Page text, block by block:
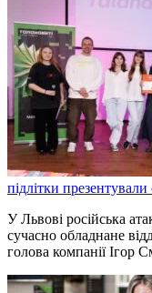
підлітки презентували
У Львові російська
сучасно обладнане
голова компанії Ігор